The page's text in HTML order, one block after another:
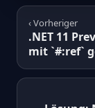
‹ Vorheriger
.NET 11
mit `#:ref`